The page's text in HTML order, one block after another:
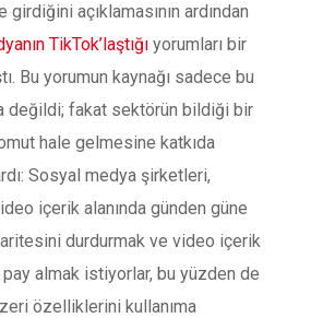
açıklamasının ardından
TikTok’laştığı yorumları bir
Bu yorumun kaynağı sadece bu
değildi; fakat sektörün bildiği bir
hale gelmesine katkıda
Sosyal medya şirketleri,
içerik alanında günden güne
durdurmak ve video içerik
pay almak istiyorlar, bu yüzden de
özelliklerini kullanıma